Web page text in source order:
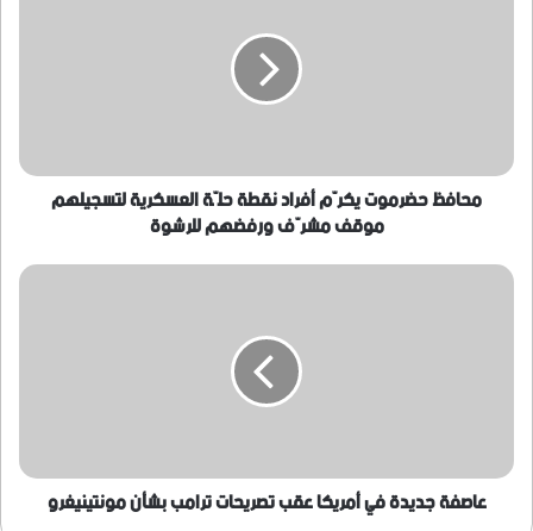
موقف
مشرّف
ورفضهم
محافظ حضرموت يكرّم أفراد نقطة حلّة العسكرية لتسجيلهم
موقف مشرّف ورفضهم للرشوة
عاصفة
مونتينيغرو
عاصفة جديدة في أمريكا عقب تصريحات ترامب بشأن مونتينيغرو